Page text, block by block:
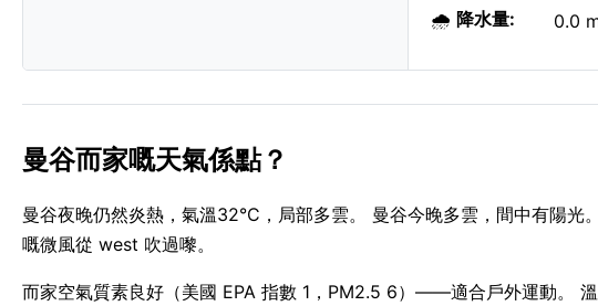
🌧️ 降水量: 0.0
曼谷而家嘅天氣係點？
曼谷夜晚仍然炎熱，氣溫32°C，局部多雲。 曼谷今晚多雲，間中有陽
嘅微風從 west 吹過嚟。
而家空氣質素良好（美國 EPA 指數 1，PM2.5 6）——適合戶外運動。